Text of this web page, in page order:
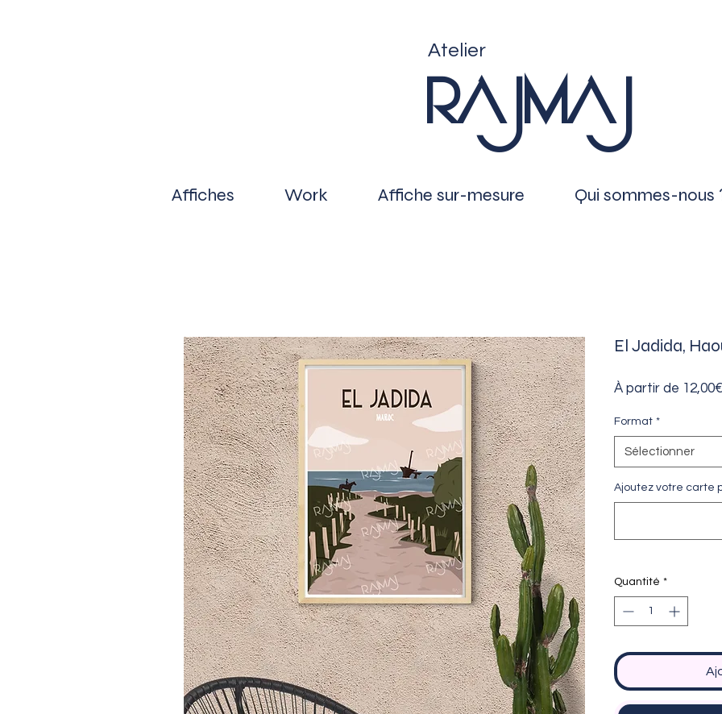
RAJMAJ
Atelier
Affiches Work Affiche sur-mesure Qui sommes-nous
El Jadida,
À partir de 12,00€
Format *
Sélectionner
Ajoutez votre carte
Quantité *